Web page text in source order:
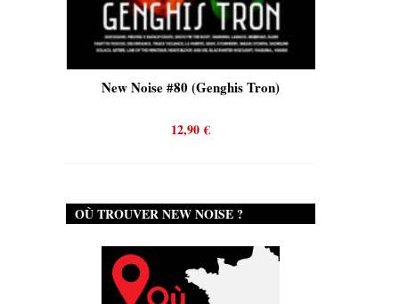
New Noise #80 (Genghis Tron)
12,90€
OÙ TROUVER NEW NOISE ?